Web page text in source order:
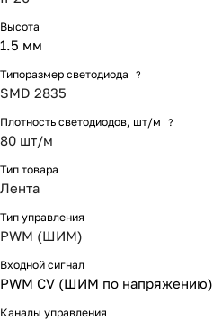
Высота
1.5 мм
Типоразмер светодиода ?
SMD 2835
Плотность светодиодов, шт/м ?
80 шт/м
Тип товара
Лента
Тип управления
PWM (ШИМ)
Входной сигнал
PWM СV (ШИМ по напряжению)
Каналы управления